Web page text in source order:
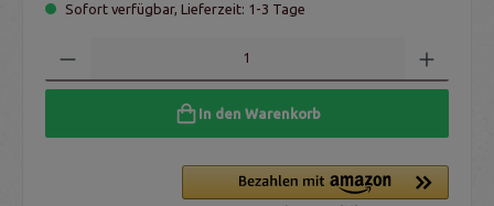
Sofort verfügbar, Lieferzeit: 1-3 Tage
In den Warenkorb